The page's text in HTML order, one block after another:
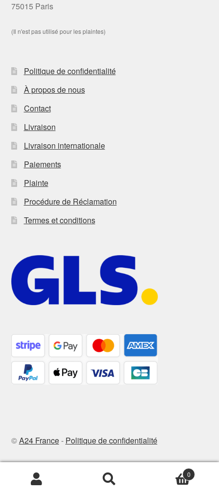
75015 Paris
(Il n'est pas utilisé pour les plaintes)
Politique de confidentialité
À propos de nous
Contact
Livraison
Livraison internationale
Paiements
Plainte
Procédure de Réclamation
Termes et conditions
©A24 France- Politique de confidentialité
Recherche
Recherche
0